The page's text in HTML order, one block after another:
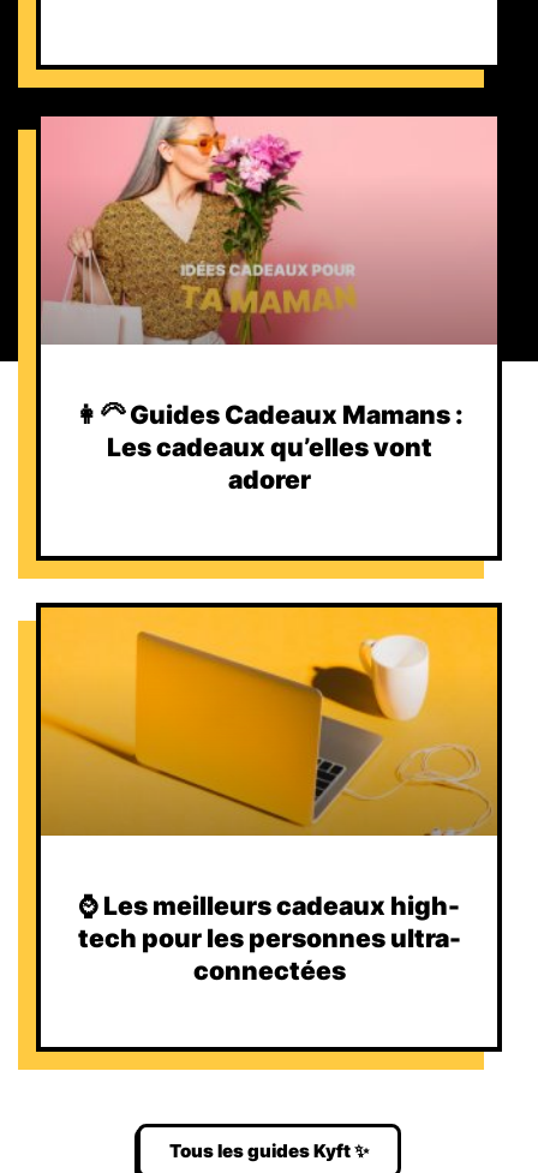
👩‍🦳 Guides Cadeaux Mamans :
Les cadeaux qu’elles vont
adorer
⌚️ Les meilleurs cadeaux high-
tech pour les personnes ultra-
connectées
Tous les guides Kyft ✨